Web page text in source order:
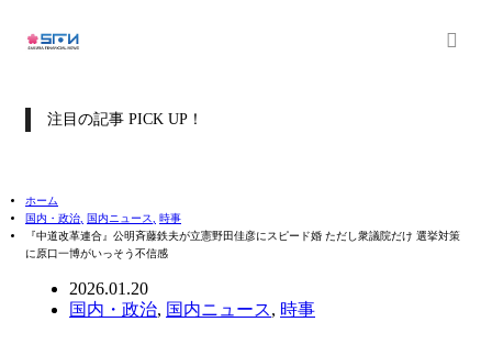
注目の記事 PICK UP！
ホーム
国内・政治
国内ニュース
時事
『中道改革連合』公明斉藤鉄夫が立憲野田佳彦にスピード婚 ただし衆議院だけ 選挙対策
に原口一博がいっそう不信感
2026.01.20
国内・政治, 国内ニュース, 時事